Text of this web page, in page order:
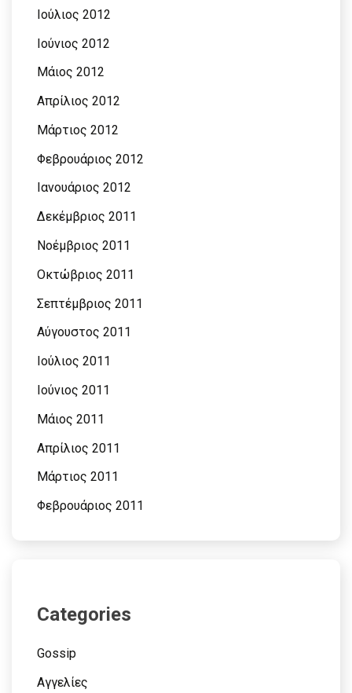
Ιούλιος 2012
Ιούνιος 2012
Μάιος 2012
Απρίλιος 2012
Μάρτιος 2012
Φεβρουάριος 2012
Ιανουάριος 2012
Δεκέμβριος 2011
Νοέμβριος 2011
Οκτώβριος 2011
Σεπτέμβριος 2011
Αύγουστος 2011
Ιούλιος 2011
Ιούνιος 2011
Μάιος 2011
Απρίλιος 2011
Μάρτιος 2011
Φεβρουάριος 2011
Categories
Gossip
Αγγελίες